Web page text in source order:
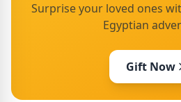
Surprise your loved ones
Egyptian
Gift Now